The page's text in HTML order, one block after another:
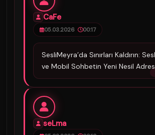
CaFe
05.03.2026 00:17
SesliMeyra’da Sınırları Kaldırın:
ve Mobil Sohbetin Yeni Nesil
seLma